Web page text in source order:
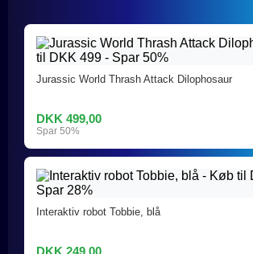
Jurassic World Thrash Attack Dilophosaur
DKK 499,00
Spar 50%
Interaktiv robot Tobbie, blå